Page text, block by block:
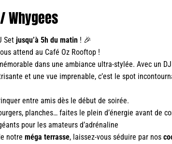
Whygees
Setjusqu’à 5h du matin ! 🎉
attend au Café Oz Rooftop !
dans une ambiance ultra-stylée. Avec un
et une vue imprenable, c’est le spot
entre amis dès le début de soirée.
planches… faites le plein d’énergie avant de
pour les amateurs d’adrénaline
notreméga terrasse, laissez-vous séduire par nos